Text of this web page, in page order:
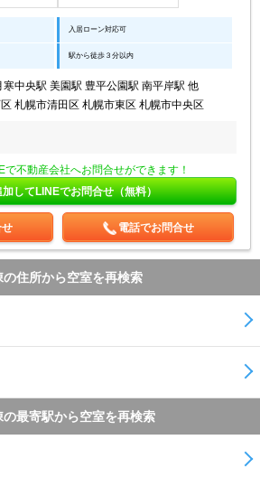
入居ローン対応可
駅から徒歩３分以内
寒中央駅 美園駅 豊平公園駅 南平岸駅 他
札幌市清田区 札幌市東区 札幌市中央区
で不動産会社へお問合せができます！
してLINEでお問合せ（無料）
せ 電話でお問合せ
住所から空室を再検索
最寄駅から空室を再検索